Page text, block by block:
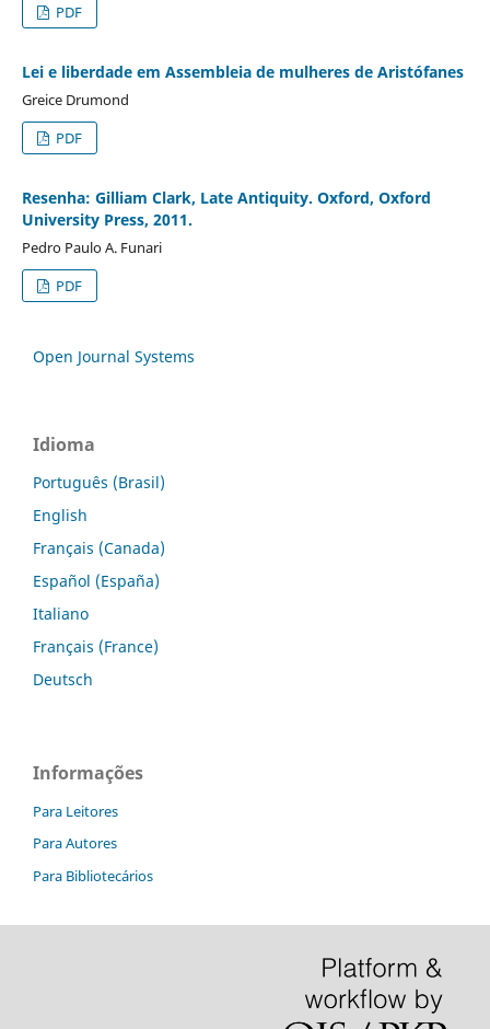
PDF
Lei e liberdade em Assembleia de mulheres de Aristófanes
Greice Drumond
PDF
Resenha: Gilliam Clark, Late Antiquity. Oxford, Oxford
University Press, 2011.
Pedro Paulo A. Funari
PDF
Open Journal Systems
Idioma
Português (Brasil)
English
Français (Canada)
Español (España)
Italiano
Français (France)
Deutsch
Informações
Para Leitores
Para Autores
Para Bibliotecários